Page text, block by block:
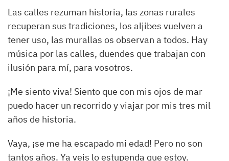
Las calles rezuman historia, las zonas rurales
recuperan sus tradiciones, los aljibes vuelven a
tener uso, las murallas os observan a todos. Hay
música por las calles, duendes que trabajan con
ilusión para mí, para vosotros.
¡Me siento viva! Siento que con mis ojos de mar
puedo hacer un recorrido y viajar por mis tres mil
años de historia.
Vaya, ¡se me ha escapado mi edad! Pero no son
tantos años. Ya veis lo estupenda que estoy.